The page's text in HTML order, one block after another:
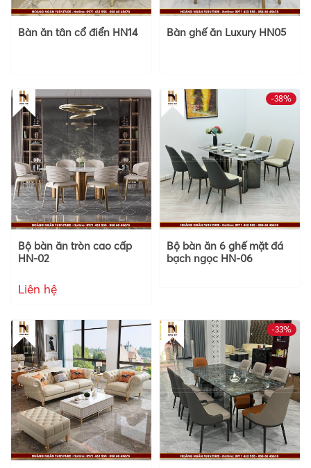
Bàn ăn tân cổ điển HN14 Bàn ghế ăn Luxury HN05
Bộ bàn ăn tròn cao cấp
HN-02
Liên hệ
-38%
Bộ bàn ăn 6 ghế mặt đá
bạch ngọc HN-06
-33%